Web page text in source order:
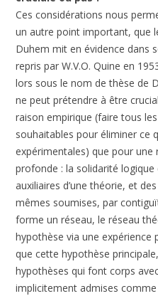
Ces considérations nous
un autre point important, que
Duhem mit en évidence dans
repris par W.V.O. Quine en
lors sous le nom de thèse de
ne peut prétendre à être
raison empirique (faire tous
souhaitables pour éliminer ce
expérimentales) que pour
profonde : la solidarité
auxiliaires d’une théorie, et
mêmes soumises, par
forme un réseau, le réseau
hypothèse via une expérience
que cette hypothèse
hypothèses qui font corps
implicitement admises